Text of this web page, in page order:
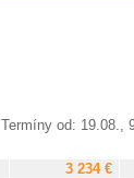
Termíny od: 19.08.,
3 234 €